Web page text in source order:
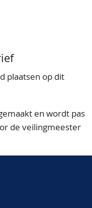
plaatsen op dit
en wordt pas
de veilingmeester